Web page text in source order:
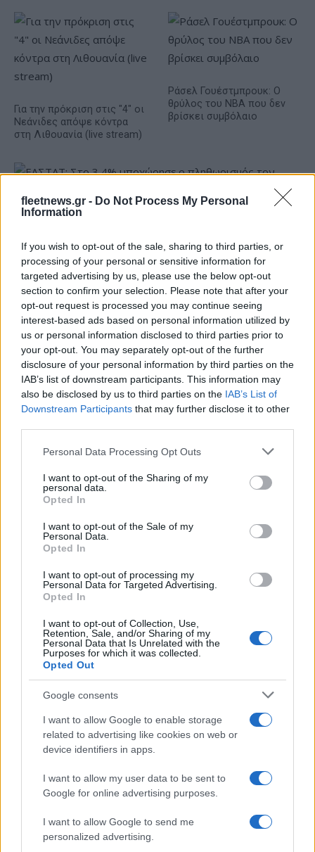
fleetnews.gr - Do Not Process My Personal
Information
If you wish to opt-out of the sale, sharing to third parties, or
processing of your personal or sensitive information for
targeted advertising by us, please use the below opt-out
section to confirm your selection. Please note that after your
opt-out request is processed you may continue seeing
interest-based ads based on personal information utilized by
us or personal information disclosed to third parties prior to
your opt-out. You may separately opt-out of the further
disclosure of your personal information by third parties on the
IAB’s list of downstream participants. This information may
also be disclosed by us to third parties on the IAB’s List of
Downstream Participants that may further disclose it to other
Please note that this website/app uses one or more Google
not limited to your visit or usage behaviour. You may click to
grant or deny consent to Google and its third-party tags to
use your data for below specified purposes in below Google
consent section.
Personal Data Processing Opt Outs
I want to opt-out of the Sharing of my
personal data.
Opted In
I want to opt-out of the Sale of my
Personal Data.
Opted In
I want to opt-out of processing my
Personal Data for Targeted Advertising.
Opted In
I want to opt-out of Collection, Use,
Retention, Sale, and/or Sharing of my
Personal Data that Is Unrelated with the
Purposes for which it was collected.
Opted Out
Google consents
I want to allow Google to enable storage
related to advertising like cookies on web or
device identifiers in apps.
I want to allow my user data to be sent to
Google for online advertising purposes.
I want to allow Google to send me
personalized advertising.
Για την πρόκριση στις "4" οι
Νεάνιδες απόψε κόντρα
στη Λιθουανία (live stream)
Ράσελ Γουέστμπρουκ: Ο
θρύλος του NBA που δεν
βρίσκει συμβόλαιο
Χρηματοδότηση 8 εκατ.
ευρώ σε 843 μέσα
ενημέρωσης- Ξεκίνησε το
πενταετές πρόγραμμα
ενίσχυσης του Τύπου
Metlen: Ρεκόρ EBITDA στο
α' εξάμηνο, στα 550 εκατ.
ευρώ – Καθαρά κέρδη 313
εκατ. ευρώ
Η Chery επενδύει 75 εκατ. δολάρια στην KG Mobility
Το FIAT 500 Hybrid τώρα
από 18.990 ευρώ
Ατρόμητος και Novibet
συνεχίζουν μαζί: Ανανέωση
της συνεργασίας τους μέχρι
18η συνεχόμενη χρονιά για τον ΟΤΕ στη διεθνή σειρά